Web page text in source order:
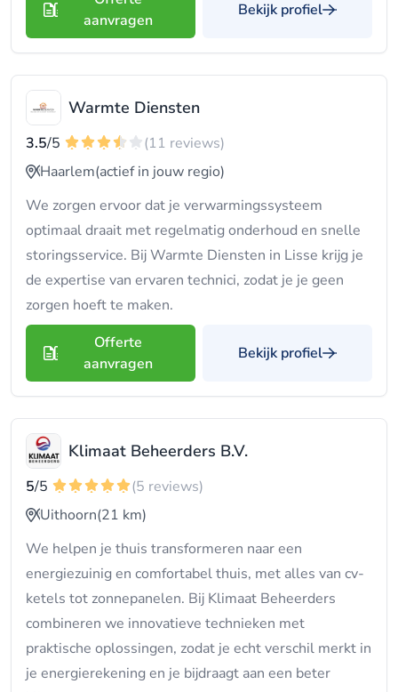
aanvragen
Bekijk profiel
Warmte Diensten
3.5/5
(11 reviews)
Haarlem(actief in jouw regio)
We zorgen ervoor dat je verwarmingssysteem
optimaal draait met regelmatig onderhoud en snelle
storingsservice. Bij Warmte Diensten in Lisse krijg je
de expertise van ervaren technici, zodat je je geen
zorgen hoeft te maken.
Offerte
aanvragen
Bekijk profiel
Klimaat Beheerders B.V.
5/5
(5 reviews)
Uithoorn(21 km)
We helpen je thuis transformeren naar een
energiezuinig en comfortabel thuis, met alles van cv-
ketels tot zonnepanelen. Bij Klimaat Beheerders
combineren we innovatieve technieken met
praktische oplossingen, zodat je echt verschil merkt in
je energierekening en je bijdraagt aan een beter